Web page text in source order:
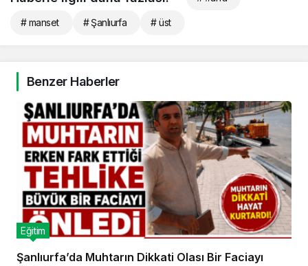
# manset # Şanlıurfa # üst
Benzer Haberler
Şanlıurfa’da Muhtarın Dikkati Olası Bir Faciayı
Eğitim